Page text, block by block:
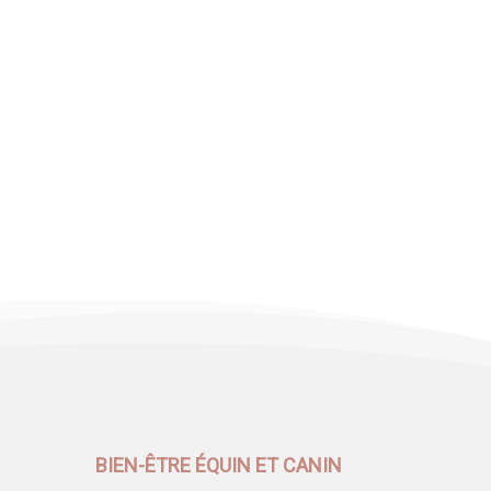
BIEN-ÊTRE ÉQUIN ET CANIN